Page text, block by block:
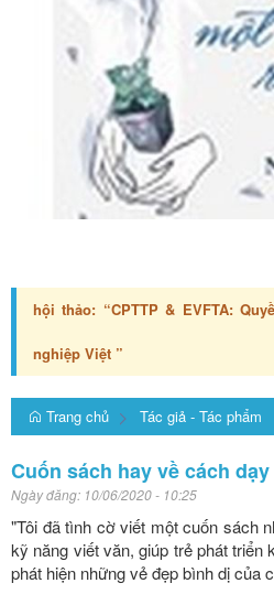
hội thảo: “CPTTP & EVFTA:
nghiệp Việt ”
Trang chủ Tác giả - Tác phẩm
Cuốn sách hay về cách
Ngày đăng: 10/06/2020 - 10:25
"Tôi đã tình cờ viết một cuốn sách
kỹ năng viết văn, giúp trẻ phát triển
phát hiện những vẻ đẹp bình dị của